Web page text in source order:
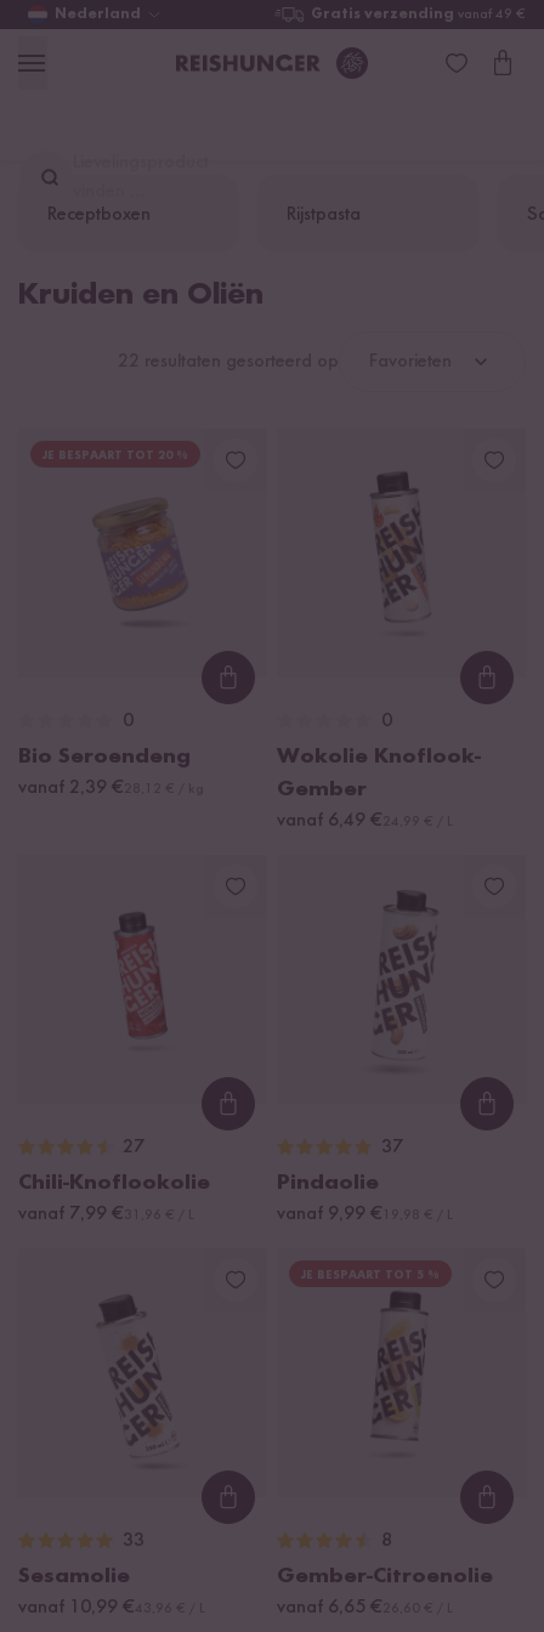
Nederland Gratis verzending vanaf 49 €
Receptboxen
Rijstpasta
Kruiden en Oliën
JE BESPAART TOT 20 %
Loading...
0
Bio Seroendeng
vanaf 2,39 €
0
Wokolie Knoflook-
Gember
vanaf 6,49 €
Loading...
27
Chili-Knoflookolie
vanaf 7,99 €
37
Pindaolie
vanaf 9,99 €
Loading...
33
Sesamolie
vanaf 10,99 €
JE BESPAART TOT 5 %
8
Gember-Citroenolie
vanaf 6,65 €